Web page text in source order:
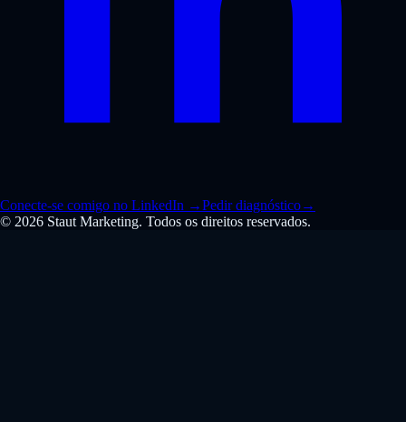
Conecte-se comigo no LinkedIn →Pedir diagnóstico→
© 2026 Staut Marketing. Todos os direitos reservados.